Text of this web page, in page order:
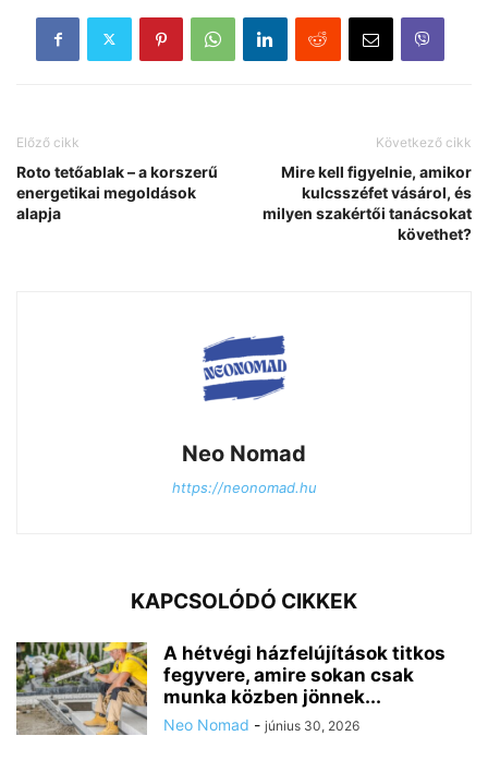
Előző cikk
Roto tetőablak – a korszerű
energetikai megoldások
alapja
Következő cikk
Mire kell figyelnie, amikor
kulcsszéfet vásárol, és
milyen szakértői tanácsokat
követhet?
Neo Nomad
https://neonomad.hu
KAPCSOLÓDÓ CIKKEK
A hétvégi házfelújítások titkos
fegyvere, amire sokan csak
munka közben jönnek...
Neo Nomad - június 30, 2026